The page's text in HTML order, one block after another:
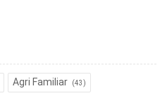
Agri Familiar (43)